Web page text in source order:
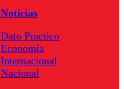
Noticias
Dato Practico
Economía
Internacional
Nacional